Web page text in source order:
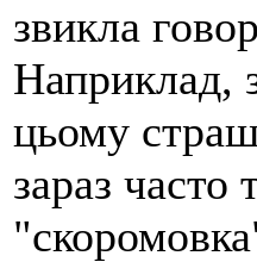
звикла
Наприклад,
цьому
зараз часто